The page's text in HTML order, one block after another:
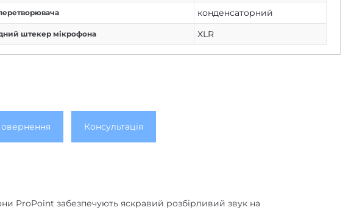
конденсаторний
штекер мікрофона XLR
Консультація
ProPoint забезпечують яскравий розбірливий звук на